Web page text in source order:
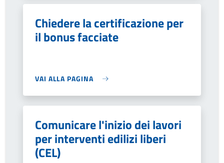
Chiedere la certificazione per
il bonus facciate
VAI ALLA PAGINA
Comunicare l'inizio dei lavori
per interventi edilizi liberi
(CEL)